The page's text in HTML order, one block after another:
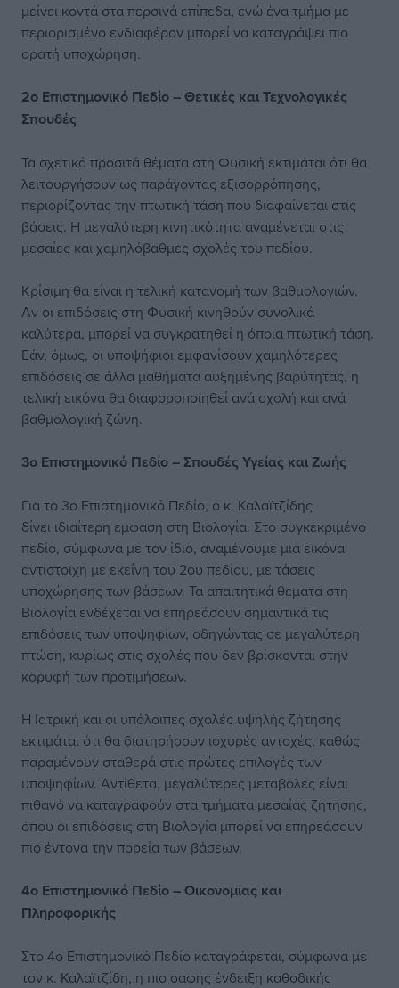
μείνει κοντά στα περσινά επίπεδα, ενώ ένα τμήμα με
περιορισμένο ενδιαφέρον μπορεί να καταγράψει πιο
ορατή υποχώρηση.
2ο Επιστημονικό Πεδίο – Θετικές και Τεχνολογικές
Σπουδές
Τα σχετικά προσιτά θέματα στη Φυσική εκτιμάται ότι θα
λειτουργήσουν ως παράγοντας εξισορρόπησης,
περιορίζοντας την πτωτική τάση που διαφαίνεται στις
βάσεις. Η μεγαλύτερη κινητικότητα αναμένεται στις
μεσαίες και χαμηλόβαθμες σχολές του πεδίου.
Κρίσιμη θα είναι η τελική κατανομή των βαθμολογιών.
Αν οι επιδόσεις στη Φυσική κινηθούν συνολικά
καλύτερα, μπορεί να συγκρατηθεί η όποια πτωτική τάση.
Εάν, όμως, οι υποψήφιοι εμφανίσουν χαμηλότερες
επιδόσεις σε άλλα μαθήματα αυξημένης βαρύτητας, η
τελική εικόνα θα διαφοροποιηθεί ανά σχολή και ανά
βαθμολογική ζώνη.
3ο Επιστημονικό Πεδίο – Σπουδές Υγείας και Ζωής
Για το 3ο Επιστημονικό Πεδίο, ο κ. Καλαϊτζίδης
δίνει ιδιαίτερη έμφαση στη Βιολογία. Στο συγκεκριμένο
πεδίο, σύμφωνα με τον ίδιο, αναμένουμε μια εικόνα
αντίστοιχη με εκείνη του 2ου πεδίου, με τάσεις
υποχώρησης των βάσεων. Τα απαιτητικά θέματα στη
Βιολογία ενδέχεται να επηρεάσουν σημαντικά τις
επιδόσεις των υποψηφίων, οδηγώντας σε μεγαλύτερη
πτώση, κυρίως στις σχολές που δεν βρίσκονται στην
κορυφή των προτιμήσεων.
Η Ιατρική και οι υπόλοιπες σχολές υψηλής ζήτησης
εκτιμάται ότι θα διατηρήσουν ισχυρές αντοχές, καθώς
παραμένουν σταθερά στις πρώτες επιλογές των
υποψηφίων. Αντίθετα, μεγαλύτερες μεταβολές είναι
πιθανό να καταγραφούν στα τμήματα μεσαίας ζήτησης,
όπου οι επιδόσεις στη Βιολογία μπορεί να επηρεάσουν
πιο έντονα την πορεία των βάσεων.
4ο Επιστημονικό Πεδίο – Οικονομίας και
Πληροφορικής
Στο 4ο Επιστημονικό Πεδίο καταγράφεται, σύμφωνα με
τον κ. Καλαϊτζίδη, η πιο σαφής ένδειξη καθοδικής